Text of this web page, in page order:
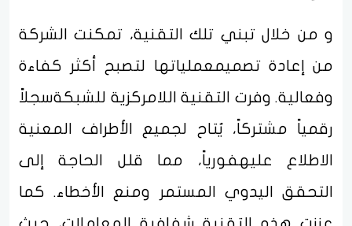
و من خلال تبني تلك التقنية، تمكنت الشركة
من إعادة تصميمعملياتها لتصبح أكثر كفاءة
وفعالية. وفرت التقنية اللامركزية للشبكةسجلاً
رقمياً مشتركاً، يُتاح لجميع الأطراف المعنية
الاطلاع عليهفورياً، مما قلل الحاجة إلى
التحقق اليدوي المستمر ومنع الأخطاء. كما